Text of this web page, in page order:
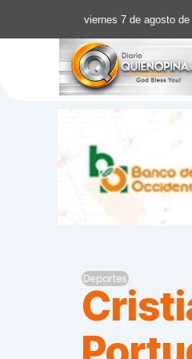
viernes 7 de agosto de
Deportes